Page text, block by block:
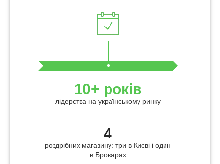
10+ років
лідерства на українському ринку
4
роздрібних магазину: три в Києві і один
в Броварах